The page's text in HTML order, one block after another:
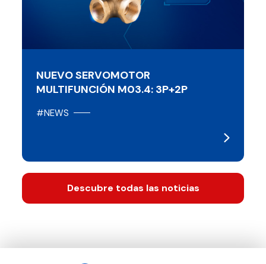
NUEVO SERVOMOTOR
MULTIFUNCIÓN M03.4: 3P+2P
#NEWS
Descubre todas las noticias